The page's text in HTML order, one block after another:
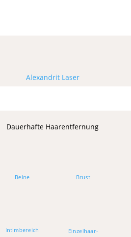
Alexandrit Laser
Dauerhafte Haarentfernung
Beine Brust
Intimbereich Einzelhaar-